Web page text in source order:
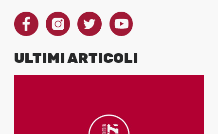
ULTIMI ARTICOLI